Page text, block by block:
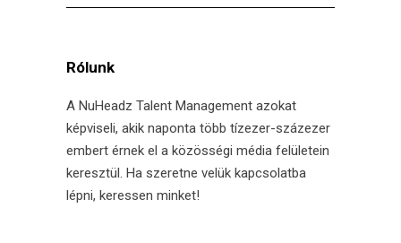
for:
Rólunk
A NuHeadz Talent Management azokat
képviseli, akik naponta több tízezer-százezer
embert érnek el a közösségi média felületein
keresztül. Ha szeretne velük kapcsolatba
lépni, keressen minket!